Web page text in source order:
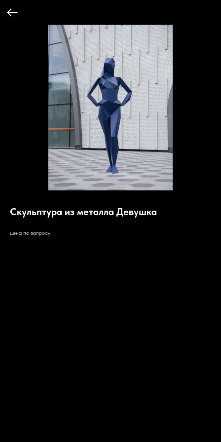
Скульптура из металла Девушка
цена по запросу